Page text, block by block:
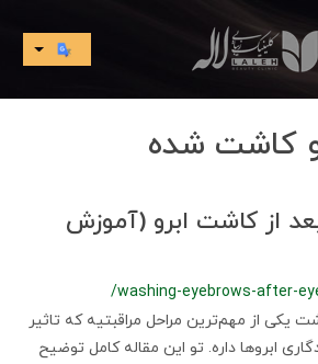
کاشت شده
از کاشت ابرو (آموزش
/washing-eyebrows-after-
یکی از مهم‌ترین مراحل مراقبتیه که تاثیر
ابروها داره. تو این مقاله کامل توضیح